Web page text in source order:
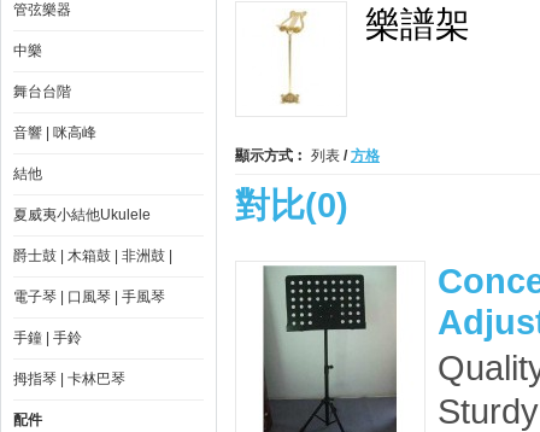
管弦樂器
中樂
舞台台階
音響 | 咪高峰
結他
夏威夷小結他Ukulele
爵士鼓 | 木箱鼓 | 非洲鼓 |
電子琴 | 口風琴 | 手風琴
手鐘 | 手鈴
拇指琴 | 卡林巴琴
配件
樂譜架
顯示方式︰ 列表 / 方格
對比(0)